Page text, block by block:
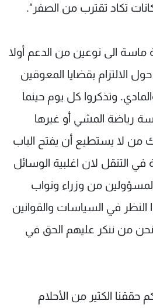
تكاد تقترب من الصفر".
ماسة الى نوعين من الدعم أولا
الالتزام بقضايا المعوقين
‏وتذكروا كل يوم حينما
رياضة المشي أو غيرها
من لا يستطيع أن يفتح الباب
في التنقل لان اغلبية الوسائل
من وزراء ونواب
النظر في السياسات والقوانين
من ننكر عليهم الحق في
الكثير من الأحلام